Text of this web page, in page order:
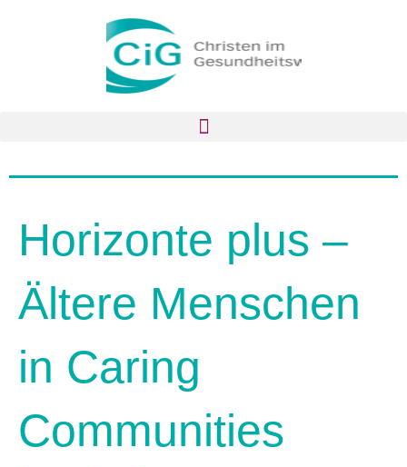
Horizonte plus –
Ältere Menschen
in Caring
Communities